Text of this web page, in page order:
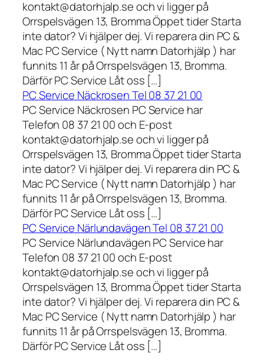
kontakt@datorhjalp.se och vi ligger på
Orrspelsvägen 13, Bromma Öppet tider Starta
inte dator? Vi hjälper dej. Vi reparera din PC &
Mac PC Service ( Nytt namn Datorhjälp ) har
funnits 11 år på Orrspelsvägen 13, Bromma.
Därför PC Service Låt oss […]
PC Service Näckrosen Tel 08 37 21 00
PC Service Näckrosen PC Service har
Telefon 08 37 21 00 och E-post
kontakt@datorhjalp.se och vi ligger på
Orrspelsvägen 13, Bromma Öppet tider Starta
inte dator? Vi hjälper dej. Vi reparera din PC &
Mac PC Service ( Nytt namn Datorhjälp ) har
funnits 11 år på Orrspelsvägen 13, Bromma.
Därför PC Service Låt oss […]
PC Service Närlundavägen Tel 08 37 21 00
PC Service Närlundavägen PC Service har
Telefon 08 37 21 00 och E-post
kontakt@datorhjalp.se och vi ligger på
Orrspelsvägen 13, Bromma Öppet tider Starta
inte dator? Vi hjälper dej. Vi reparera din PC &
Mac PC Service ( Nytt namn Datorhjälp ) har
funnits 11 år på Orrspelsvägen 13, Bromma.
Därför PC Service Låt oss […]